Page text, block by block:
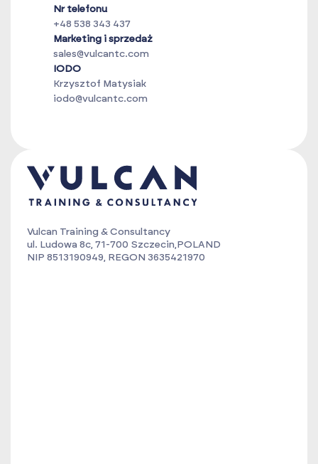
Nr telefonu
+48 538 343 437
Marketing i sprzedaż
sales@vulcantc.com
IODO
Krzysztof Matysiak
iodo@vulcantc.com
Vulcan Training & Consultancy
ul. Ludowa 8c, 71-700 Szczecin,POLAND
NIP 8513190949, REGON 3635421970